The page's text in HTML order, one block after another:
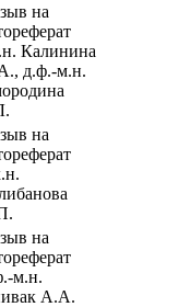
на
Калинина
д.ф.-м.н.
на
на
м.н.
А.А.